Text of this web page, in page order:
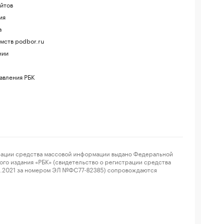
podbor.ru
РБК
средства массовой информации выдано Федеральной
«РБК» (свидетельство о регистрации средства
за номером ЭЛ №ФС77-82385) сопровождаются